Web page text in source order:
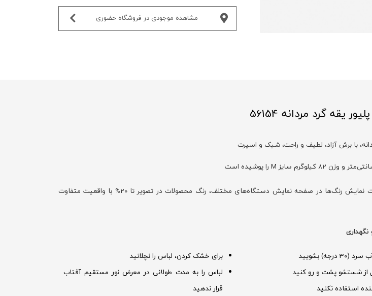
مشاهده موجودی در فروشگاه حضوری‌
یقه گرد مردانه 56154
با برش آزاد، لطیف و راحت، شیک و اسپرت
با توجه به تفاوت نمایش رنگ‌ها در صفحه نمایش دستگاه‌های مختلف، رنگ محصولات در تصویر تا 20% با واقعیت متفاوت
درجه) بشویید
از شستشو پشت و رو کنید
استفاده نکنید
برای خشک کردن، لباس را نچلانید
لباس را به مدت طولانی در معرض نور مستقیم آفتاب
قرار ندهید